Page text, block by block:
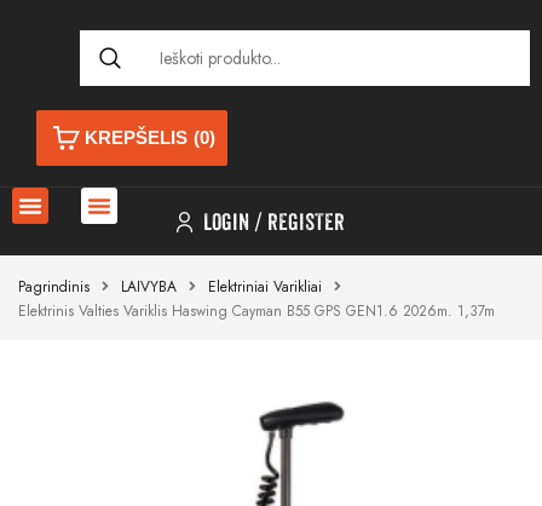
KREPŠELIS (0)
LOGIN REGISTER
Pagrindinis LAIVYBA
Elektriniai Varikliai
Elektrinis Valties Variklis Haswing Cayman B55 GPS GEN1.6 2026m. 1,37m